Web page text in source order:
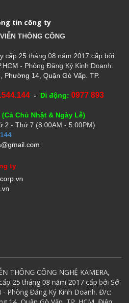
tin công ty
THÔNG CÔNG
cấp 25 tháng 08 năm 2017 cấp bởi
- Phòng Đăng Ký Kinh Doanh.
Phường 14, Quận Gò Vấp. TP.
- Di động: 0977 893
(Cả Chủ Nhật & Ngày Lễ)
2 - Thứ 7 (8:00AM - 5:00PM)
ty
THÔNG CÔNG NGHỆ KAMERA,
25 tháng 08 năm 2017 cấp bởi Sở
Phòng Đăng Ký Kinh Doanh. Đ/c: